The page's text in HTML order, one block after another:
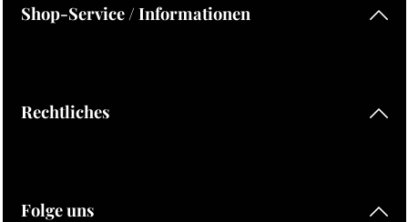
Shop-Service / Informationen
Rechtliches
Folge uns